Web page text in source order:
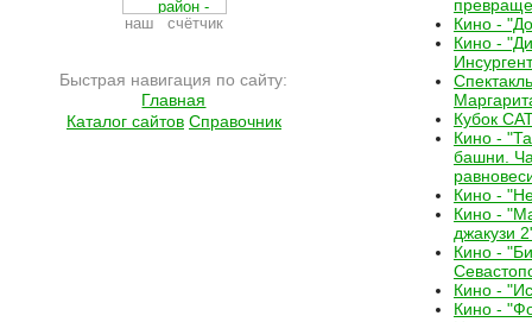
наш счётчик
Быстрая навигация по сайту:
Главная
Каталог сайтов Справочник
Кино -
Кино -
Кубок
Кино -
башни.
Кино -
Кино -
джакузи
Кино -
Кино -
Кино -